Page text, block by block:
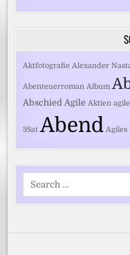
Aktfotografie Alexander
Abenteuerroman Album
Abschied Agile Aktien
3Sat Abend Agiles